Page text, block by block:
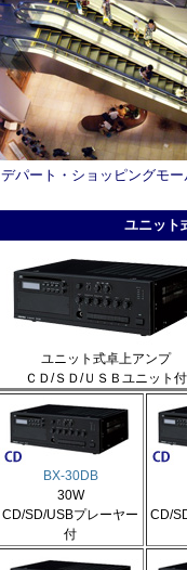
デパート・ショッピングモー
ユニット
ユニット式卓上アンプ
ＣＤ/ＳＤ/ＵＳＢユニット付
BX-30DB
30W
CD/SD/USBプレーヤー
付
CD/